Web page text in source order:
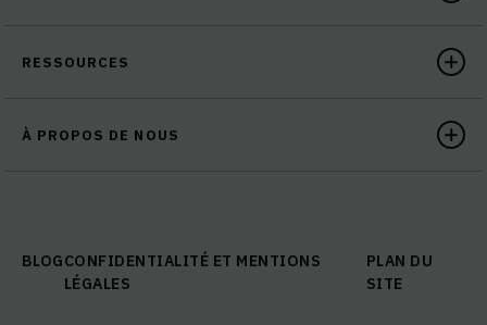
RESSOURCES
À PROPOS DE NOUS
BLOGCONFIDENTIALITÉ ET MENTIONS
LÉGALES
PLAN DU
SITE